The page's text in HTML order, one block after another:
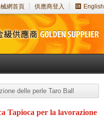
網首頁 供應商登入 English
delle perle Taro Ball
Tapioca per la lavorazione